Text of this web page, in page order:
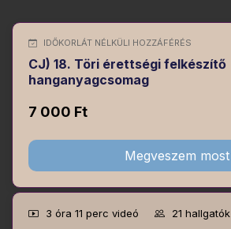
IDŐKORLÁT NÉLKÜLI HOZZÁFÉRÉS
CJ) 18. Töri érettségi felkészítő
hanganyagcsomag
7 000 Ft
Megveszem most
3 óra 11 perc videó 21 hallgatók